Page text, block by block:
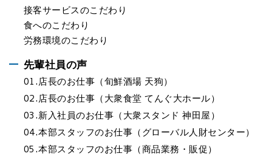
接客サービスのこだわり
食へのこだわり
労務環境のこだわり
先輩社員の声
01.店長のお仕事（旬鮮酒場 天狗）
02.店長のお仕事（大衆食堂 てんぐ大ホール）
03.新入社員のお仕事（大衆スタンド 神田屋）
04.本部スタッフのお仕事（グローバル人財センター）
05.本部スタッフのお仕事（商品業務・販促）